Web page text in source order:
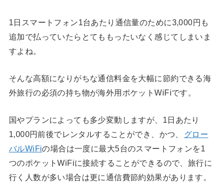
1日スマートフォン1台あたり通信量のために3,000円も
追加で払っていたらとてももったいなく感じてしまいま
すよね。
そんな高額になりがちな通信料金を大幅に節約できる海
外旅行の必須の持ち物が海外用ポケットWiFiです。
国やプランによっても多少変動しますが、1日あたり
1,000円前後でレンタルすることができ、かつ、
グロー
バルWiFiの場合は一度に最大5台のスマートフォンを1
つのポケットWiFiに接続することができるので、旅行に
行く人数が多い場合は更に通信費節約効果があります。